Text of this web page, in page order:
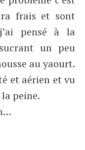
frais et sont
pensé à la
un peu
au yaourt.
et aérien et vu
peine.